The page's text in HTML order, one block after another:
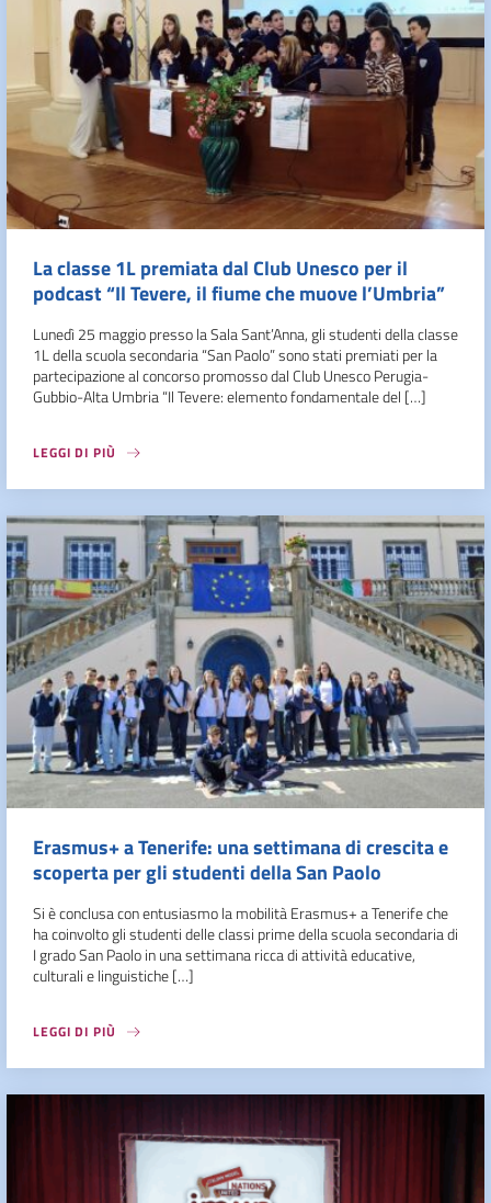
La classe 1L premiata dal Club Unesco per il
podcast “Il Tevere, il fiume che muove l’Umbria”
Lunedì 25 maggio presso la Sala Sant’Anna, gli studenti della classe
1L della scuola secondaria “San Paolo” sono stati premiati per la
partecipazione al concorso promosso dal Club Unesco Perugia-
Gubbio-Alta Umbria “Il Tevere: elemento fondamentale del […]
LEGGI DI PIÙ
Erasmus+ a Tenerife: una settimana di crescita e
scoperta per gli studenti della San Paolo
Si è conclusa con entusiasmo la mobilità Erasmus+ a Tenerife che
ha coinvolto gli studenti delle classi prime della scuola secondaria di
I grado San Paolo in una settimana ricca di attività educative,
culturali e linguistiche […]
LEGGI DI PIÙ